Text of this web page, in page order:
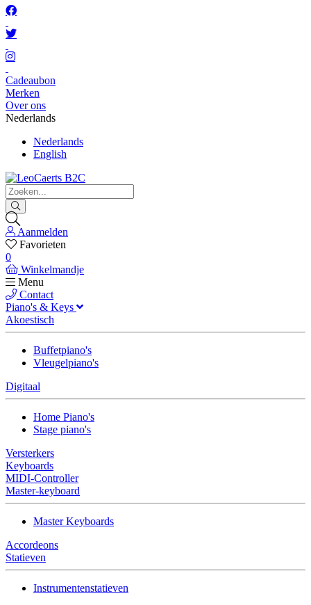
Cadeaubon
Merken
Over ons
Nederlands
Nederlands
English
Aanmelden
Favorieten
0
Winkelmandje
Menu
Contact
Piano's & Keys
Akoestisch
Buffetpiano's
Vleugelpiano's
Digitaal
Home Piano's
Stage piano's
Versterkers
Keyboards
MIDI-Controller
Master-keyboard
Master Keyboards
Accordeons
Statieven
Instrumentenstatieven